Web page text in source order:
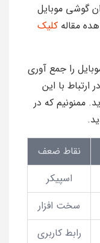
گوشی موبایل
کلیک
را جمع آوری
ارتباط با این
ممنونیم که در
نقاط ضعف
اسپیکر
سخت افزار
رابط کاربری